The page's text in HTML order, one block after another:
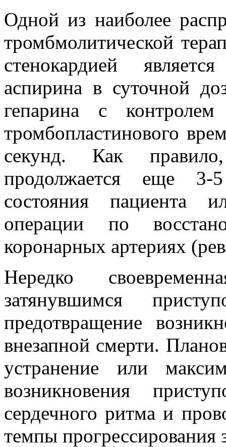
Одной из наиболее
тромбмолитической
стенокардией
аспирина в суточной
гепарина с контролем
тромбопластинового
секунд. Как правило,
продолжается еще 3-
состояния пациента
операции по
коронарных артериях
Нередко
затянувшимся
предотвращение
внезапной смерти.
устранение или
возникновения
сердечного ритма и
темпы прогрессирования